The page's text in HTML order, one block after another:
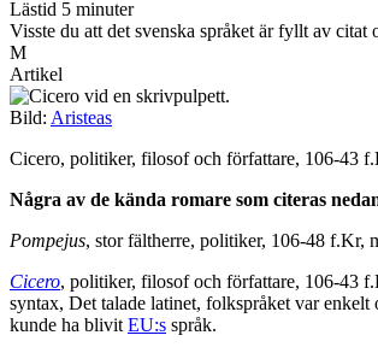
Lästid 5 minuter
Visste du att det svenska språket är fyllt av
M
Artikel
Bild: Aristeas
Cicero, politiker, filosof och författare, 106-43
Några av de kända romare som citeras
Pompejus, stor fältherre, politiker, 106-48 f.Kr,
Cicero, politiker, filosof och författare, 106-43
syntax, Det talade latinet, folkspråket var
kunde ha blivit EU:s språk.